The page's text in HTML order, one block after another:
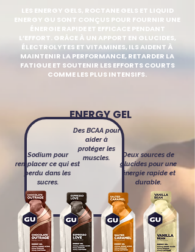
LES ENERGY GELS, ROCTANE GELS ET LIQUID
ENERGY GU SONT CONÇUS POUR FOURNIR UNE
ÉNERGIE RAPIDE ET EFFICACE PENDANT
L’EFFORT. GRÂCE À UN APPORT EN GLUCIDES,
ÉLECTROLYTES ET VITAMINES, ILS AIDENT À
MAINTENIR LA PERFORMANCE, RETARDER LA
FATIGUE ET SOUTENIR LES EFFORTS COURTS
COMME LES PLUS INTENSIFS.
ENERGY GEL
Sodium pour
remplacer ce qui est
perdu dans les
sucres.
Deux sources de
glucides pour une
énergie rapide et
durable.
Des BCAA pour
aider à
protéger les
muscles.